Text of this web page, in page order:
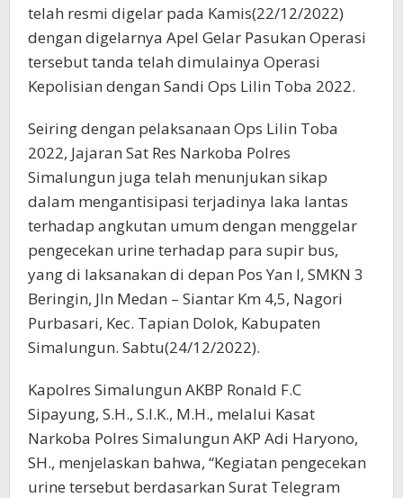
telah resmi digelar pada Kamis(22/12/2022)
dengan digelarnya Apel Gelar Pasukan Operasi
tersebut tanda telah dimulainya Operasi
Kepolisian dengan Sandi Ops Lilin Toba 2022.
Seiring dengan pelaksanaan Ops Lilin Toba
2022, Jajaran Sat Res Narkoba Polres
Simalungun juga telah menunjukan sikap
dalam mengantisipasi terjadinya laka lantas
terhadap angkutan umum dengan menggelar
pengecekan urine terhadap para supir bus,
yang di laksanakan di depan Pos Yan I, SMKN 3
Beringin, Jln Medan – Siantar Km 4,5, Nagori
Purbasari, Kec. Tapian Dolok, Kabupaten
Simalungun. Sabtu(24/12/2022).
Kapolres Simalungun AKBP Ronald F.C
Sipayung, S.H., S.I.K., M.H., melalui Kasat
Narkoba Polres Simalungun AKP Adi Haryono,
SH., menjelaskan bahwa, “Kegiatan pengecekan
urine tersebut berdasarkan Surat Telegram